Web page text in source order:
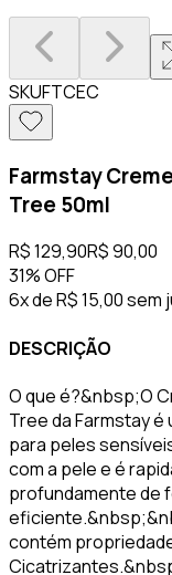
SKUFTCEC
Farmstay
Tree 50ml
R$ 129,90R$ 90,00
31%OFF
6x de R$ 15,00 sem
DESCRIÇÃO
O que é?&nbsp;O
Tree da Farmstay
para peles
com a pele e é
profundamente de
contém